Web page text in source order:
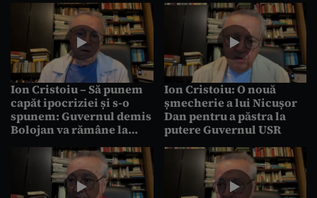
Ion Cristoiu – Să punem
capăt ipocriziei și s-o
spunem: Guvernul demis
Bolojan va rămâne la
2028
Ion Cristoiu: O nouă
șmecherie a lui Nicușor
Dan pentru a păstra la
putere Guvernul USR